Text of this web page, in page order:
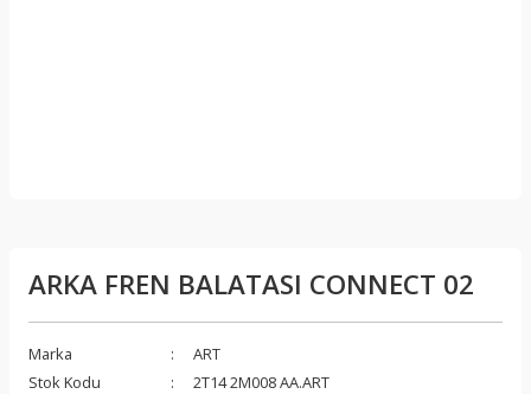
ARKA FREN BALATASI CONNECT 02
Marka
ART
Stok Kodu
2T14 2M008 AA.ART